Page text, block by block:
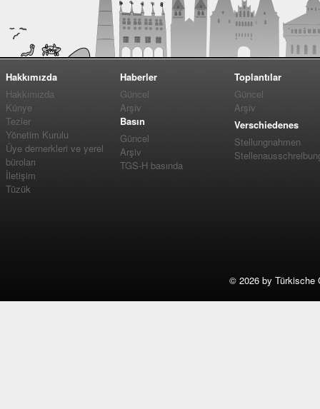
Hakkımızda
Hakkımızda
Künye
Tezler
Yönetim Kurulu
Üye dernerkleri ve yerel
büroları
İletişim
Tüzük
Haberler
Güncel
Arşiv
Basın
Güncel
Arşiv
TGS-H basında
Toplantılar
Güncel
Arşiv
Verschiedenes
Stellungnahmen
© 2026 by Türkische